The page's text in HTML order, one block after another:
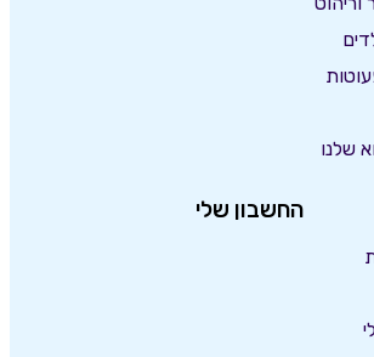
שלנו
החשבון שלי